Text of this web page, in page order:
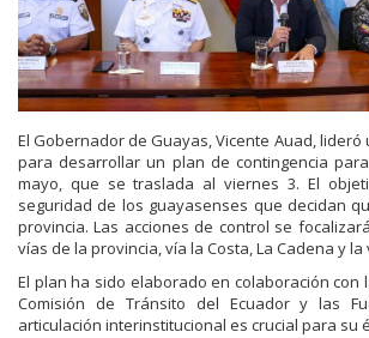
El Gobernador de Guayas, Vicente Auad,
para desarrollar un plan de contingencia
mayo, que se traslada al viernes 3. El
seguridad de los guayasenses que decidan
provincia. Las acciones de control se
vías de la provincia, vía la Costa, La Cadena y la
El plan ha sido elaborado en colaboración con
Comisión de Tránsito del Ecuador y las
articulación interinstitucional es crucial para su